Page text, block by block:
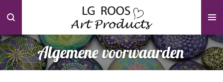
direct
de
hoofdinhoudAlgemene voorwaarden